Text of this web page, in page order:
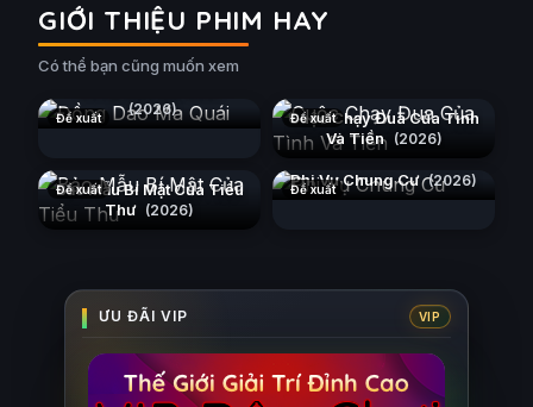
GIỚI THIỆU PHIM HAY
Có thể bạn cũng muốn xem
Đề xuất (2026) Đề xuất
Cuộc Chạy Đua Của Tình
Và Tiền (2026)
Đề xuất
Bảo Mẫu Bí Mật Của Tiểu
Thư (2026)
Đề xuất
Phi Vụ Chung Cư (2026)